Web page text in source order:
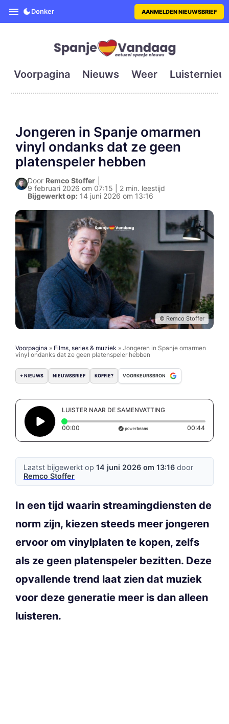
SpanjeVandaag is de eerste
Donker AANMELDEN NIEUWSBRIEF
Voorpagina Nieuws Weer
Jongeren in Spanje omarmen
vinyl ondanks dat ze geen
platenspeler hebben
Door Remco Stoffer
9 februari 2026 om 07:15 | 2 min. leestijd
Bijgewerkt op: 14 juni 2026 om 13:16
© Remco Stoffer
Voorpagina » Films, series & muziek » Jongeren in Spanje omarmen
vinyl ondanks dat ze geen platenspeler hebben
+ NIEUWS NIEUWSBRIEF KOFFIE? VOORKEURSBRON
LUISTER NAAR DE SAMENVATTING
00:00 Elapsed time: 0 seconds 00:44
Laatst bijgewerkt op 14 juni 2026 om 13:16 door
Remco Stoffer
In een tijd waarin streamingdiensten de
norm zijn, kiezen steeds meer jongeren
ervoor om vinylplaten te kopen, zelfs
als ze geen platenspeler bezitten. Deze
opvallende trend laat zien dat muziek
voor deze generatie meer is dan alleen
luisteren.